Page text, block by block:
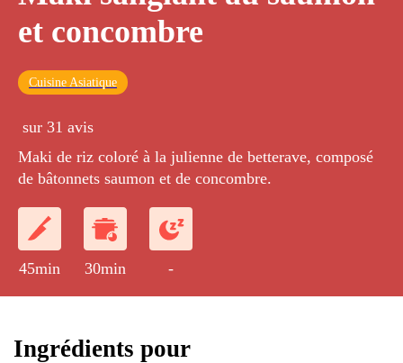
et concombre
Cuisine Asiatique
sur 31 avis
Maki de riz coloré à la julienne de betterave, composé
de bâtonnets saumon et de concombre.
45min 30min -
Ingrédients pour